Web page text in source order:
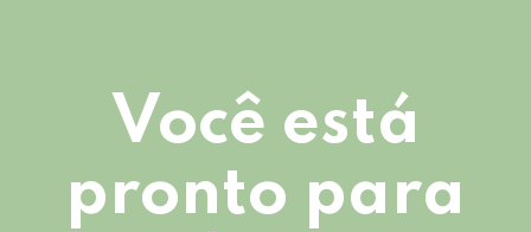
Você está
pronto para